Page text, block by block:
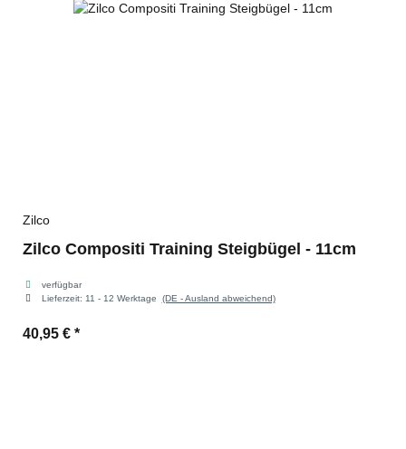
Zilco
Zilco Compositi Training Steigbügel - 11cm
verfügbar
Lieferzeit: 11 - 12 Werktage (DE - Ausland abweichend)
40,95 € *